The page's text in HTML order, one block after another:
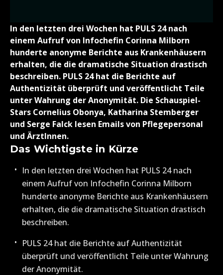
In den letzten drei Wochen hat PULS 24 nach
einem Aufruf von Infochefin Corinna Milborn
hunderte anonyme Berichte aus Krankenhäusern
erhalten, die die dramatische Situation drastisch
beschreiben. PULS 24 hat die Berichte auf
Authentizität überprüft und veröffentlicht Teile
unter Wahrung der Anonymität. Die Schauspiel-
Stars Cornelius Obonya, Katharina Stemberger
und Serge Falck lesen Emails von Pflegepersonal
und ÄrztInnen.
Das Wichtigste in Kürze
In den letzten drei Wochen hat PULS 24 nach
einem Aufruf von Infochefin Corinna Milborn
hunderte anonyme Berichte aus Krankenhäusern
erhalten, die die dramatische Situation drastisch
beschreiben.
PULS 24 hat die Berichte auf Authentizität
überprüft und veröffentlicht Teile unter Wahrung
der Anonymität.